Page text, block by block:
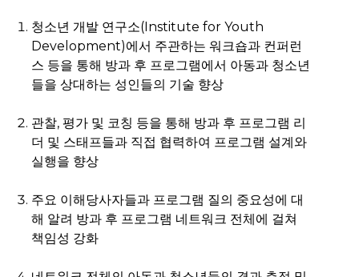
청소년 개발 연구소(Institute for Youth
Development)에서 주관하는 워크숍과 컨퍼런
스 등을 통해 방과 후 프로그램에서 아동과 청소년
들을 상대하는 성인들의 기술 향상
관찰, 평가 및 코칭 등을 통해 방과 후 프로그램 리
더 및 스태프들과 직접 협력하여 프로그램 설계와
실행을 향상
주요 이해당사자들과 프로그램 질의 중요성에 대
해 알려 방과 후 프로그램 네트워크 전체에 걸쳐
책임성 강화